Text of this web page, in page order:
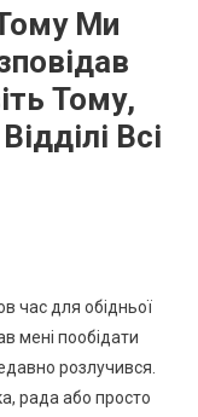
Ми
Тому,
Всі
час для обідньої
мені пообідати
розлучився.
рада або просто